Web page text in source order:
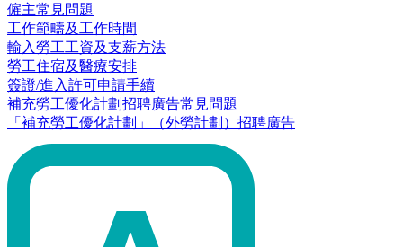
僱主常見問題
工作範疇及工作時間
輸入勞工工資及支薪方法
勞工住宿及醫療安排
簽證/進入許可申請手續
補充勞工優化計劃招聘廣告常見問題
「補充勞工優化計劃」（外勞計劃）招聘廣告